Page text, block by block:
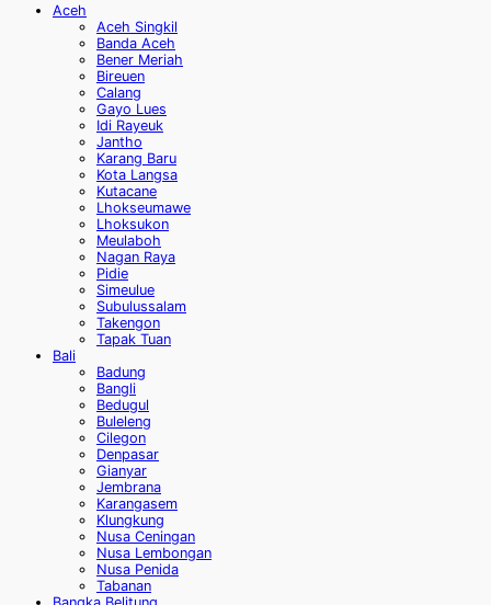
Aceh
Aceh Singkil
Banda Aceh
Bener Meriah
Bireuen
Calang
Gayo Lues
Idi Rayeuk
Jantho
Karang Baru
Kota Langsa
Kutacane
Lhokseumawe
Lhoksukon
Meulaboh
Nagan Raya
Pidie
Simeulue
Subulussalam
Takengon
Tapak Tuan
Bali
Badung
Bangli
Bedugul
Buleleng
Cilegon
Denpasar
Gianyar
Jembrana
Karangasem
Klungkung
Nusa Ceningan
Nusa Lembongan
Nusa Penida
Tabanan